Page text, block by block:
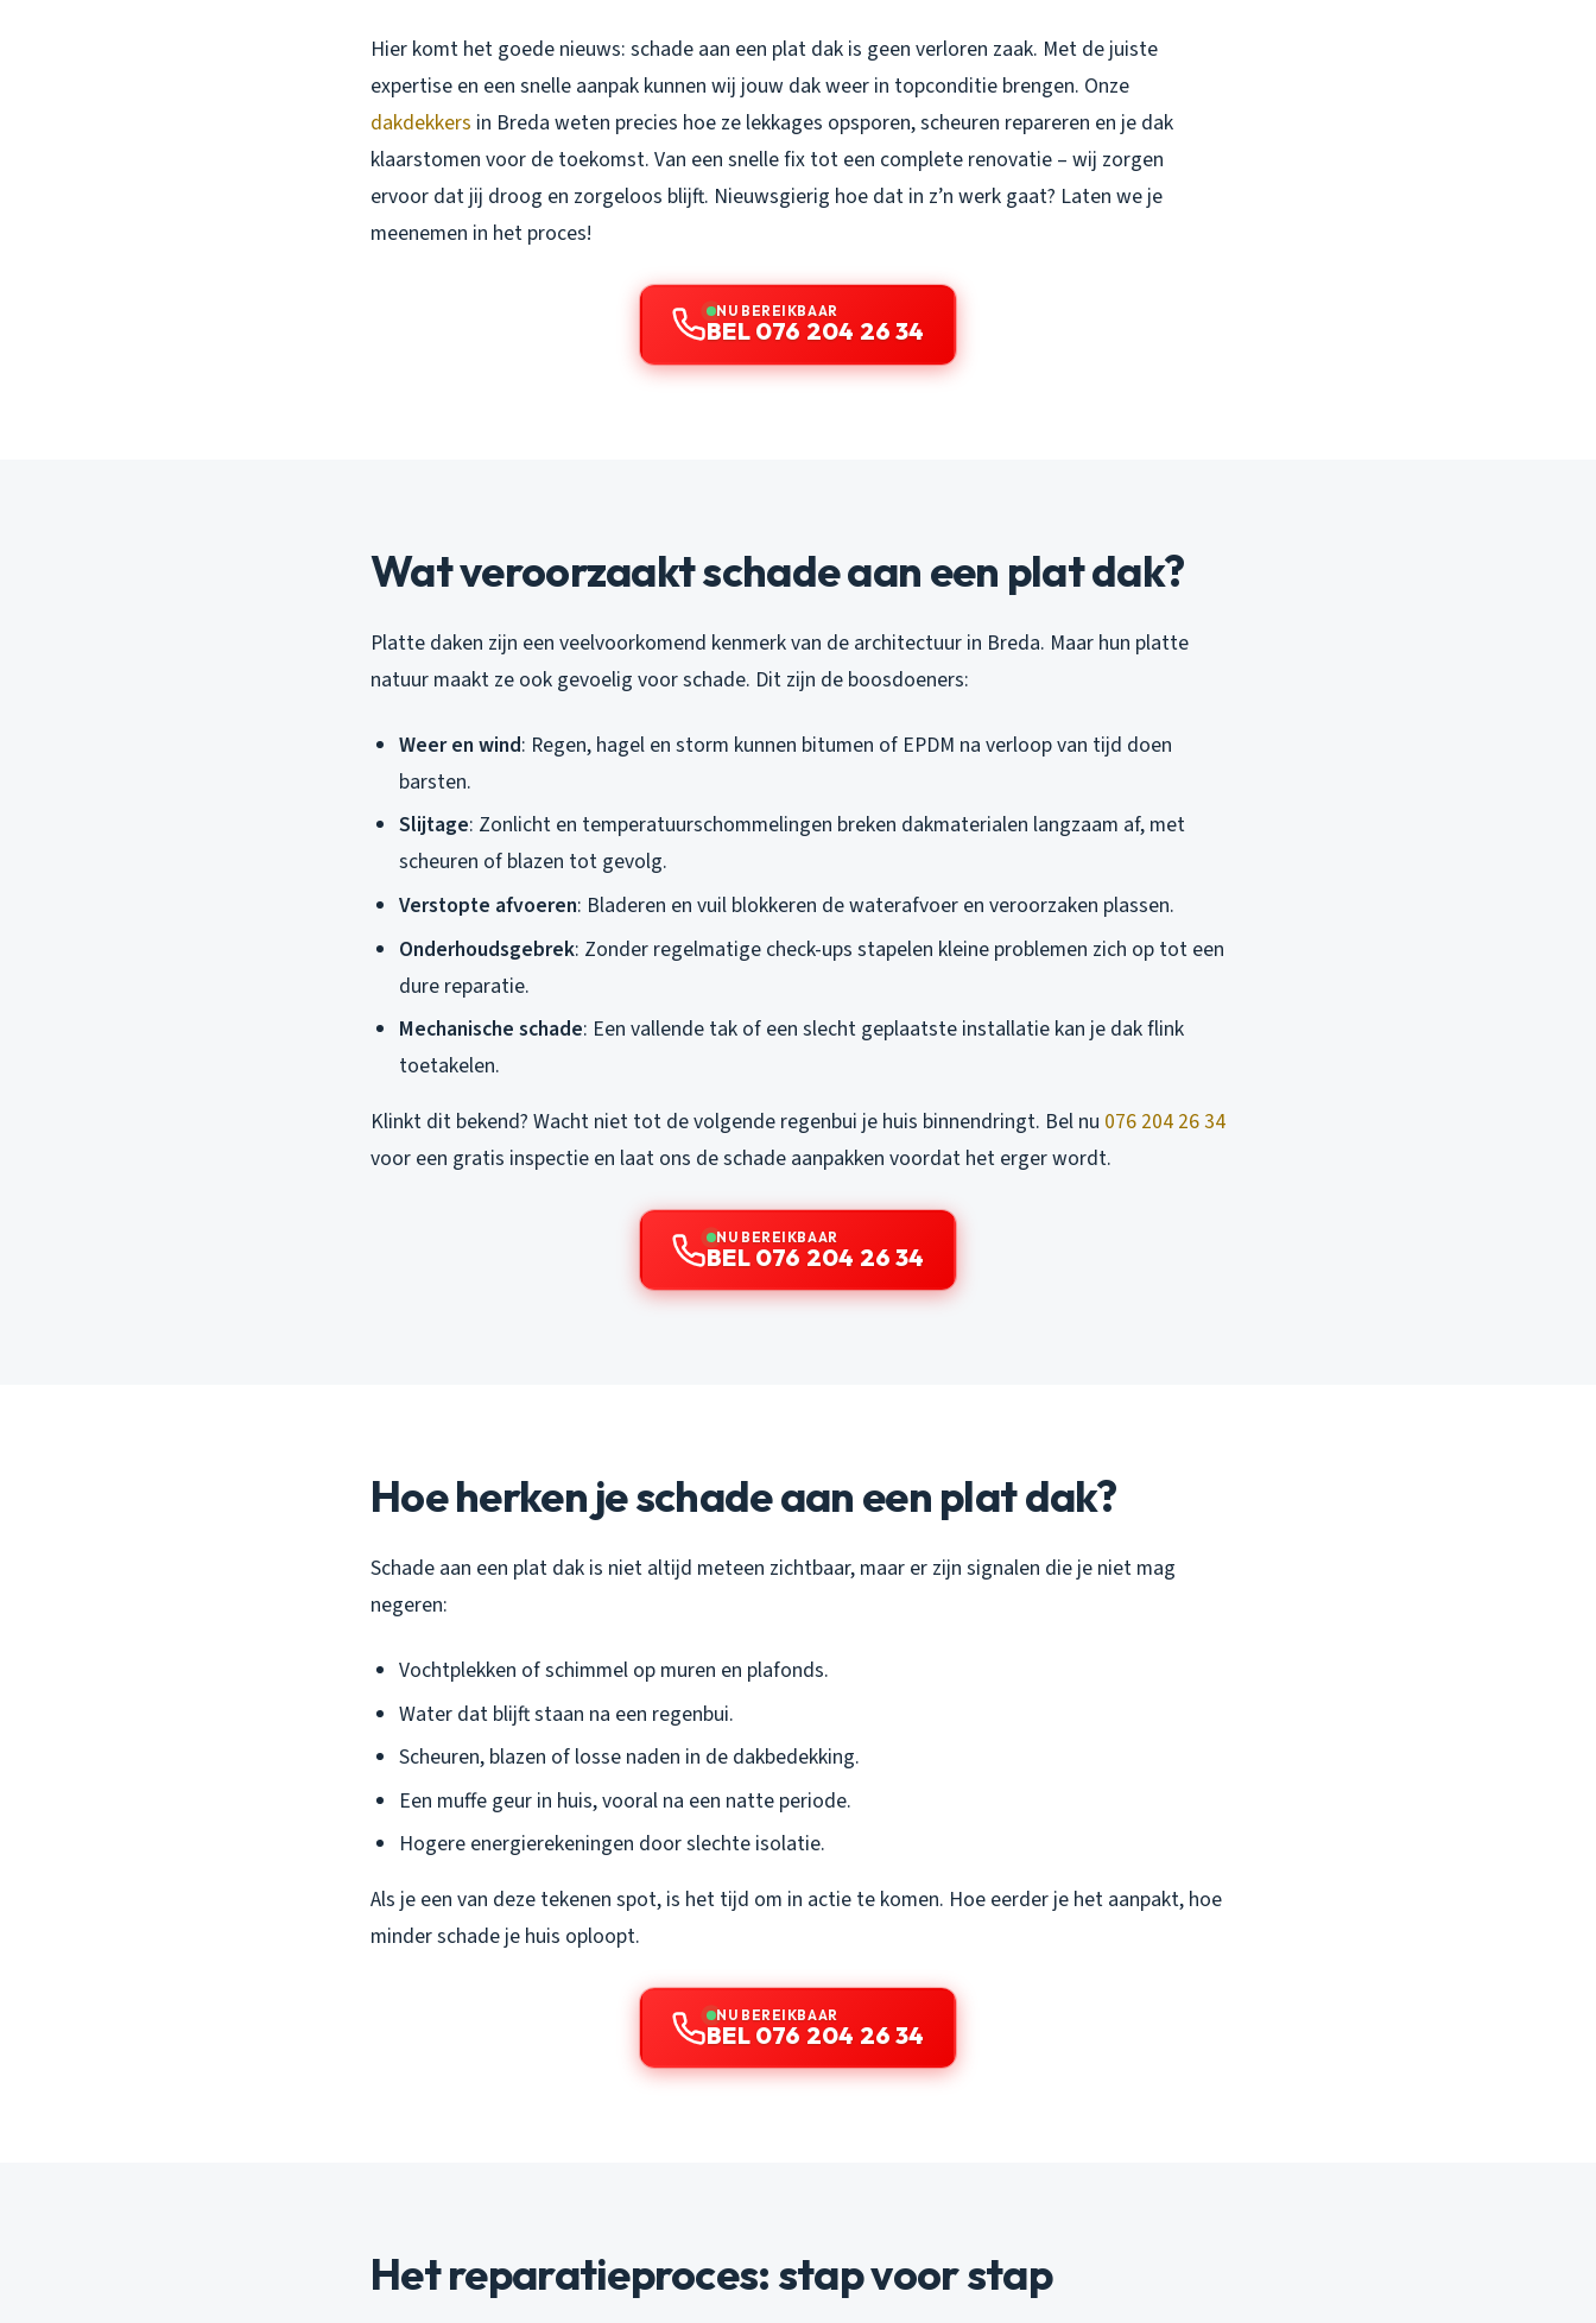
Hier komt het goede nieuws: schade aan een plat dak is geen verloren zaak. Met de juiste
expertise en een snelle aanpak kunnen wij jouw dak weer in topconditie brengen. Onze
dakdekkers in Breda weten precies hoe ze lekkages opsporen, scheuren repareren en je dak
klaarstomen voor de toekomst. Van een snelle fix tot een complete renovatie – wij zorgen
ervoor dat jij droog en zorgeloos blijft. Nieuwsgierig hoe dat in z’n werk gaat? Laten we je
meenemen in het proces!
NU BEREIKBAAR
BEL 076 204 26 34
Wat veroorzaakt schade aan een plat dak?
Platte daken zijn een veelvoorkomend kenmerk van de architectuur in Breda. Maar hun platte
natuur maakt ze ook gevoelig voor schade. Dit zijn de boosdoeners:
Weer en wind: Regen, hagel en storm kunnen bitumen of EPDM na verloop van tijd doen
barsten.
Slijtage: Zonlicht en temperatuurschommelingen breken dakmaterialen langzaam af, met
scheuren of blazen tot gevolg.
Verstopte afvoeren: Bladeren en vuil blokkeren de waterafvoer en veroorzaken plassen.
Onderhoudsgebrek: Zonder regelmatige check-ups stapelen kleine problemen zich op tot een
dure reparatie.
Mechanische schade: Een vallende tak of een slecht geplaatste installatie kan je dak flink
toetakelen.
Klinkt dit bekend? Wacht niet tot de volgende regenbui je huis binnendringt. Bel nu 076 204 26 34
voor een gratis inspectie en laat ons de schade aanpakken voordat het erger wordt.
NU BEREIKBAAR
BEL 076 204 26 34
Hoe herken je schade aan een plat dak?
Schade aan een plat dak is niet altijd meteen zichtbaar, maar er zijn signalen die je niet mag
negeren:
Vochtplekken of schimmel op muren en plafonds.
Water dat blijft staan na een regenbui.
Scheuren, blazen of losse naden in de dakbedekking.
Een muffe geur in huis, vooral na een natte periode.
Hogere energierekeningen door slechte isolatie.
Als je een van deze tekenen spot, is het tijd om in actie te komen. Hoe eerder je het aanpakt, hoe
minder schade je huis oploopt.
NU BEREIKBAAR
BEL 076 204 26 34
Het reparatieproces: stap voor stap